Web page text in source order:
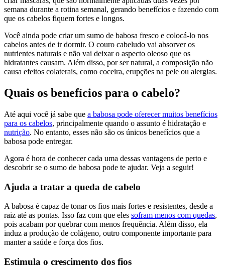
semana durante a rotina semanal, gerando benefícios e fazendo com
que os cabelos fiquem fortes e longos.
Você ainda pode criar um sumo de babosa fresco e colocá-lo nos
cabelos antes de ir dormir. O couro cabeludo vai absorver os
nutrientes naturais e não vai deixar o aspecto oleoso que os
hidratantes causam. Além disso, por ser natural, a composição não
causa efeitos colaterais, como coceira, erupções na pele ou alergias.
Quais os benefícios para o cabelo?
Até aqui você já sabe que a babosa pode oferecer muitos benefícios
para os cabelos, principalmente quando o assunto é hidratação e
nutrição. No entanto, esses não são os únicos benefícios que a
babosa pode entregar.
Agora é hora de conhecer cada uma dessas vantagens de perto e
descobrir se o sumo de babosa pode te ajudar. Veja a seguir!
Ajuda a tratar a queda de cabelo
A babosa é capaz de tonar os fios mais fortes e resistentes, desde a
raiz até as pontas. Isso faz com que eles sofram menos com quedas,
pois acabam por quebrar com menos frequência. Além disso, ela
induz a produção de colágeno, outro componente importante para
manter a saúde e força dos fios.
Estimula o crescimento dos fios